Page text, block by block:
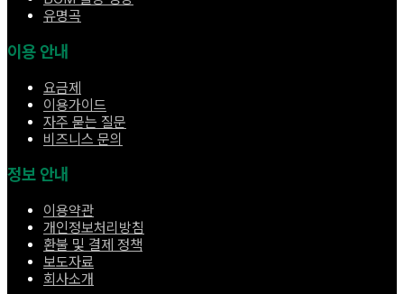
유명곡
이용 안내
요금제
이용가이드
자주 묻는 질문
비즈니스 문의
정보 안내
이용약관
개인정보처리방침
환불 및 결제 정책
보도자료
회사소개